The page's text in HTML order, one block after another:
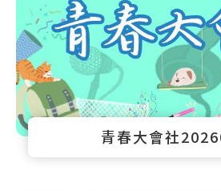
青春大會社